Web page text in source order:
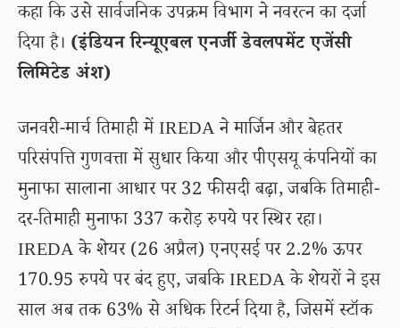
कहा कि उसे सार्वजनिक उपक्रम विभाग ने नवरत्न का दर्जा
दिया है। (इंडियन रिन्यूएबल एनर्जी डेवलपमेंट एजेंसी
लिमिटेड अंश)
जनवरी-मार्च तिमाही में IREDA ने मार्जिन और बेहतर
परिसंपत्ति गुणवत्ता में सुधार किया और पीएसयू कंपनियों का
मुनाफा सालाना आधार पर 32 फीसदी बढ़ा, जबकि तिमाही-
दर-तिमाही मुनाफा 337 करोड़ रुपये पर स्थिर रहा।
IREDA के शेयर (26 अप्रैल) एनएसई पर 2.2% ऊपर
170.95 रुपये पर बंद हुए, जबकि IREDA के शेयरों ने इस
साल अब तक 63% से अधिक रिटर्न दिया है, जिसमें स्टॉक